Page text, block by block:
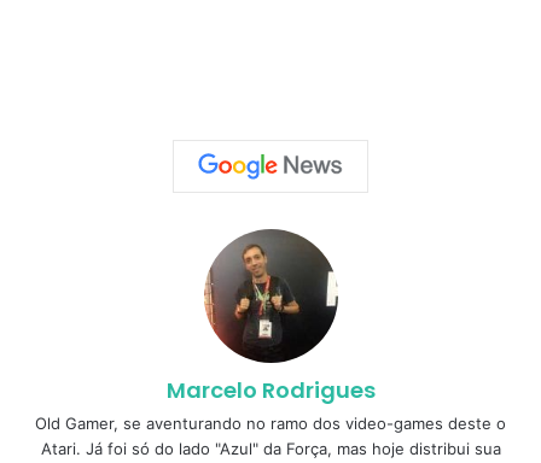
Marcelo Rodrigues
Old Gamer, se aventurando no ramo dos video-games deste o
Atari. Já foi só do lado "Azul" da Força, mas hoje distribui sua